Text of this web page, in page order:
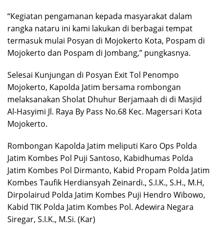
“Kegiatan pengamanan kepada masyarakat dalam
rangka nataru ini kami lakukan di berbagai tempat
termasuk mulai Posyan di Mojokerto Kota, Pospam di
Mojokerto dan Pospam di Jombang,” pungkasnya.
Selesai Kunjungan di Posyan Exit Tol Penompo
Mojokerto, Kapolda Jatim bersama rombongan
melaksanakan Sholat Dhuhur Berjamaah di di Masjid
Al-Hasyimi Jl. Raya By Pass No.68 Kec. Magersari Kota
Mojokerto.
Rombongan Kapolda Jatim meliputi Karo Ops Polda
Jatim Kombes Pol Puji Santoso, Kabidhumas Polda
Jatim Kombes Pol Dirmanto, Kabid Propam Polda Jatim
Kombes Taufik Herdiansyah Zeinardi., S.I.K., S.H., M.H,
Dirpolairud Polda Jatim Kombes Puji Hendro Wibowo,
Kabid TIK Polda Jatim Kombes Pol. Adewira Negara
Siregar, S.I.K., M.Si. (Kar)